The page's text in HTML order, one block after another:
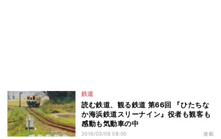
鉄道
読む鉄道、観る鉄道 第66回 『ひたちな
か海浜鉄道スリーナイン』役者も観客も
感動も気動車の中
2016/03/06 08:00 連載